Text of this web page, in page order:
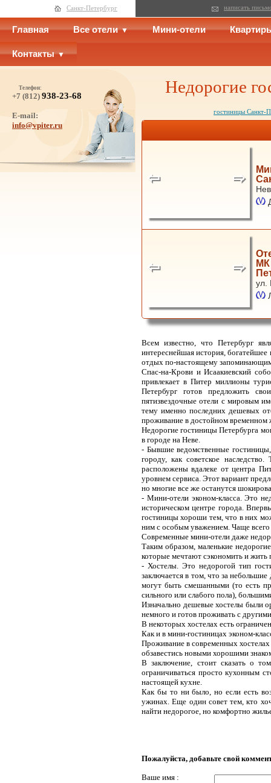
Санкт-Петербург написать
Главная Все отели Мини-отели
Контакты
Телефон:
+7 (812) 938-23-68
E-mail:
info@vpiter.ru
Недорогие
гостиницы Санкт-
МК
ул.
Всем известно, что Петербург
интереснейшая история, богатейшее
отдых по-настоящему
Спас-на-Крови и Исаакиевский
привлекает в Питер миллионы
Петербург готов предложить
пятизвездочные отели с мировым
тему именно последних дешевых
проживание в достойном временном
Недорогие гостиницы Петербурга
в городе на Неве.
- Бывшие ведомственные
городу, как советское
расположены вдалеке от центра
уровнем сервиса. Этот вариант
но многие все же останутся
- Мини-отели эконом-класса. Это
историческом центре города.
гостиницы хороши тем, что в них
ним с особым уважением. Чаще всего
Современные мини-отели даже
Таким образом, маленькие
которые мечтают сэкономить и жить
- Хостелы. Это недорогой тип
заключается в том, что за
могут быть смешанными (то есть
сильного или слабого пола),
Изначально дешевые хостелы были
немного и готов проживать с
В некоторых хостелах есть
Как и в мини-гостиницах эконом-
Проживание в современных
обзавестись новыми хорошими
В заключение, стоит сказать о
ограничиваться просто кухонным
настоящей кухне.
Как бы то ни было, но если есть
ужинах. Еще один совет тем, кто
найти недорогое, но комфортно
Пожалуйста, добавьте свой
Ваше имя :